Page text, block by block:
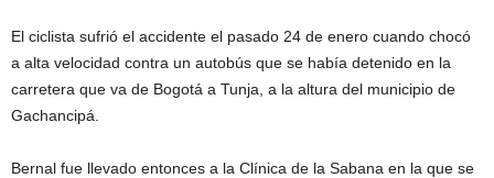
El ciclista sufrió el accidente el pasado 24 de enero cuando chocó
a alta velocidad contra un autobús que se había detenido en la
carretera que va de Bogotá a Tunja, a la altura del municipio de
Gachancipá.
Bernal fue llevado entonces a la Clínica de la Sabana en la que se